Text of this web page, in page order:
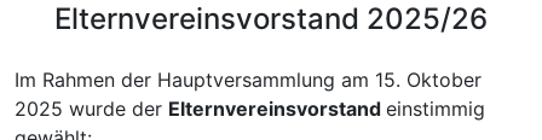
Elternvereinsvorstand 2025/26
Im Rahmen der Hauptversammlung am 15. Oktober
2025 wurde der Elternvereinsvorstand einstimmig